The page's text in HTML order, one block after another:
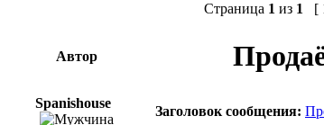
Страница 1 из 1 [
Автор
Spanishouse
Заголовок сообщения: